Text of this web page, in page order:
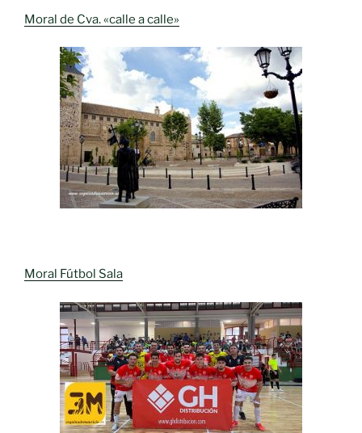
Moral de Cva. «calle a calle»
Moral Fútbol Sala